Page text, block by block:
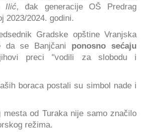
Ilić, đak generacije OŠ Predrag
2023/2024. godini.
Gradske opštine Vranjska
da se Banjčani ponosno sećaju
preci "vodili za slobodu i
boraca postali su simbol nade i
mesta od Turaka nije samo značilo
režima.